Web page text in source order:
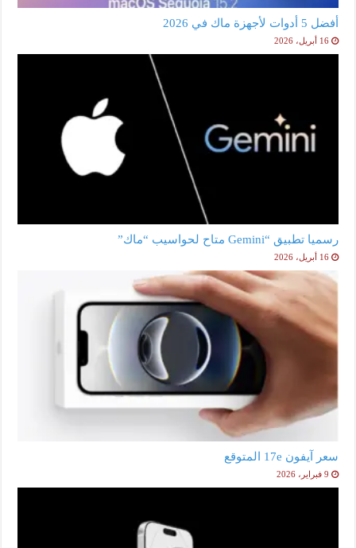
أفضل 5 أدوات لأجهزة ماك في 2026
16 أبريل، 2026
رسميا تطبيق “Gemini متاح لحواسيب “ماك”
16 أبريل، 2026
سعر آيفون 17e المتوقع
9 فبراير، 2026